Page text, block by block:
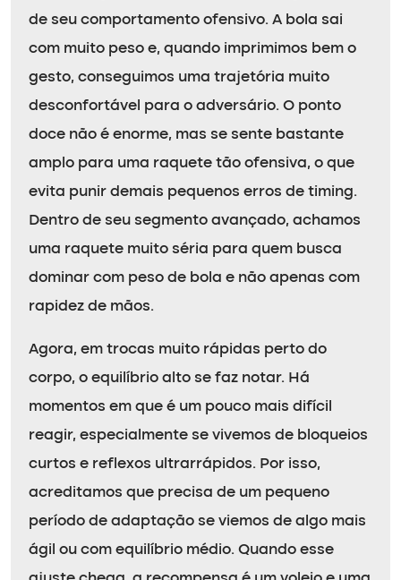
de seu comportamento ofensivo. A bola sai
com muito peso e, quando imprimimos bem o
gesto, conseguimos uma trajetória muito
desconfortável para o adversário. O ponto
doce não é enorme, mas se sente bastante
amplo para uma raquete tão ofensiva, o que
evita punir demais pequenos erros de timing.
Dentro de seu segmento avançado, achamos
uma raquete muito séria para quem busca
dominar com peso de bola e não apenas com
rapidez de mãos.
Agora, em trocas muito rápidas perto do
corpo, o equilíbrio alto se faz notar. Há
momentos em que é um pouco mais difícil
reagir, especialmente se vivemos de bloqueios
curtos e reflexos ultrarrápidos. Por isso,
acreditamos que precisa de um pequeno
período de adaptação se viemos de algo mais
ágil ou com equilíbrio médio. Quando esse